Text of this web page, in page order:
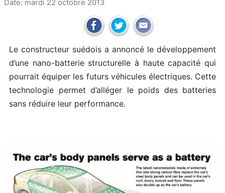
Date: mardi 22 octobre 2013
Le constructeur suédois a annoncé le développement
d’une nano-batterie structurelle à haute capacité qui
pourrait équiper les futurs véhicules électriques. Cette
technologie permet d’alléger le poids des batteries
sans réduire leur performance.